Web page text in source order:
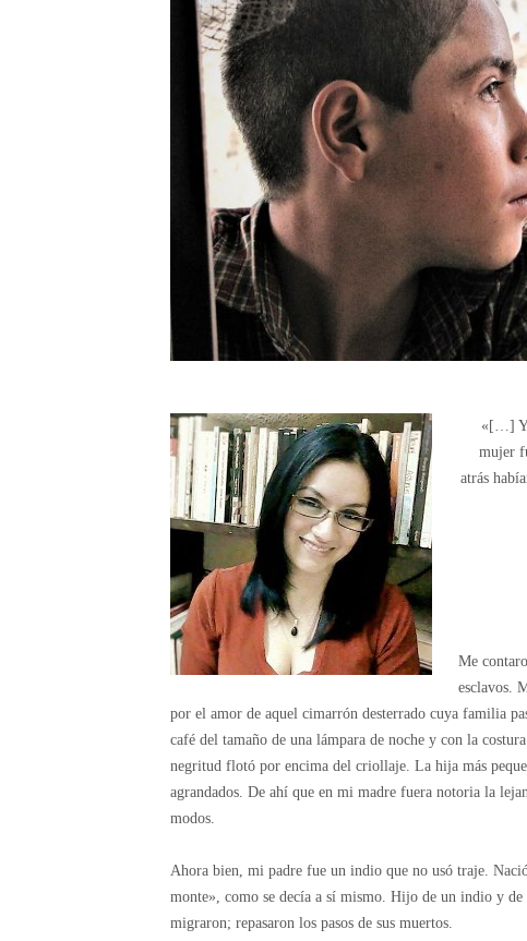
«[…] Y
mujer
atrás
Me
esclavos.
por el amor de aquel cimarrón desterrado cuya familia
café del tamaño de una lámpara de noche y con la
negritud flotó por encima del criollaje. La hija más
agrandados. De ahí que en mi madre fuera notoria la
modos.
Ahora bien, mi padre fue un indio que no usó traje.
monte», como se decía a sí mismo. Hijo de un indio y
migraron; repasaron los pasos de sus muertos.